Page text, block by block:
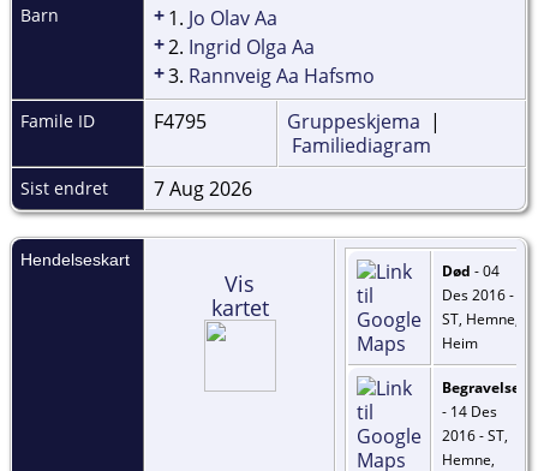
Barn +1. Jo Olav Aa
+2. Ingrid Olga Aa
+3. Rannveig Aa Hafsmo
Famile ID F4795 Gruppeskjema |
Familiediagram
Sist endret 7 Aug 2026
Hendelseskart
Vis
kartet
Død - 04
Des 2016 -
ST, Hemne,
Heim
Begravelse
- 14 Des
2016 - ST,
Hemne,